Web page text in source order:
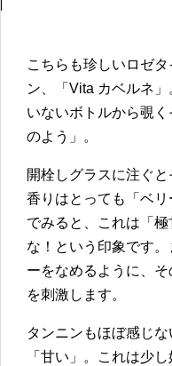
こちらも珍しいロゼ
ン、「Vita カベルネ
いないボトルから覗
のよう」。
開栓しグラスに注ぐと
香りはとっても「ベ
でみると、これは「極
な！という印象です
ーをなめるように、
を刺激します。
タンニンもほぼ感じ
「甘い」。これは少